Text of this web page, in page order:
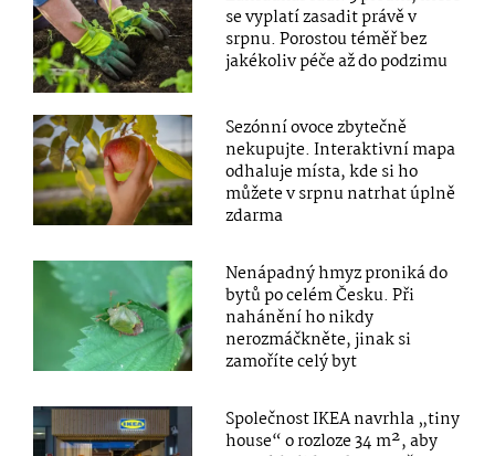
se vyplatí zasadit právě v
srpnu. Porostou téměř bez
jakékoliv péče až do podzimu
Sezónní ovoce zbytečně
nekupujte. Interaktivní mapa
odhaluje místa, kde si ho
můžete v srpnu natrhat úplně
zdarma
Nenápadný hmyz proniká do
bytů po celém Česku. Při
nahánění ho nikdy
nerozmáčkněte, jinak si
zamoříte celý byt
Společnost IKEA navrhla „tiny
house“ o rozloze 34 m², aby